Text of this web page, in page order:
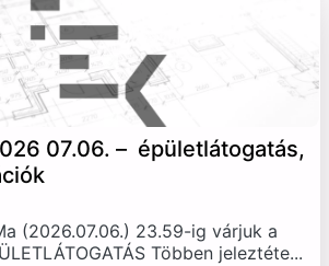
07.06. – épületlátogatás,
(2026.07.06.) 23.59-ig várjuk a
Többen jeleztéte...